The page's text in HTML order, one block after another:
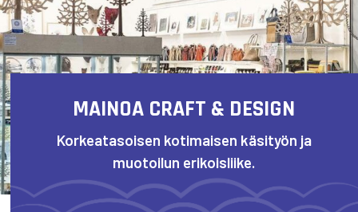
MAINOA CRAFT & DESIGN
Korkeatasoisen kotimaisen käsityön ja
muotoilun erikoisliike.